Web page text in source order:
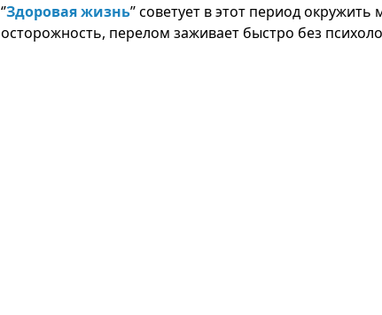
‘’Здоровая жизнь’’ советует в этот период
осторожность, перелом заживает быстро без